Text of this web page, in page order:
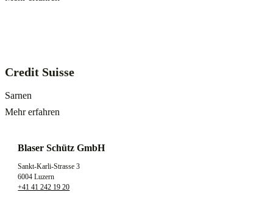
Credit Suisse
Sarnen
Mehr erfahren
Blaser Schütz GmbH
Sankt-Karli-Strasse 3
6004 Luzern
+41 41 242 19 20